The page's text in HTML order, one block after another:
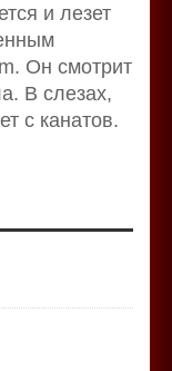
и лезет
Он смотрит
В слезах,
с канатов.